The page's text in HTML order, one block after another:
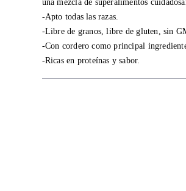
una mezcla de superalimentos
-Apto todas las razas.
-Libre de granos, libre de gluten, sin
-Con cordero como principal
-Ricas en proteínas y sabor.